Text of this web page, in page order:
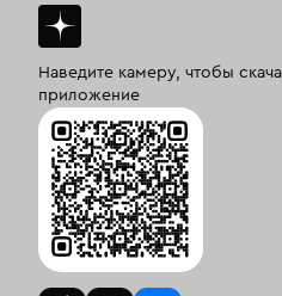
Наведите камеру, чтобы
приложение